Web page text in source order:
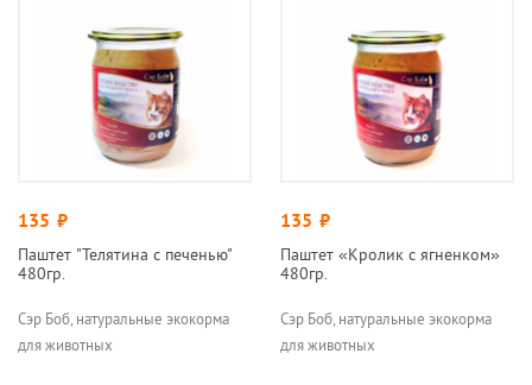
135 руб.
Паштет "Телятина с печенью"
480гр.
Сэр Боб, натуральные экокорма
для животных
135 руб.
Паштет «Кролик с ягненком»
480гр.
Сэр Боб, натуральные экокорма
для животных